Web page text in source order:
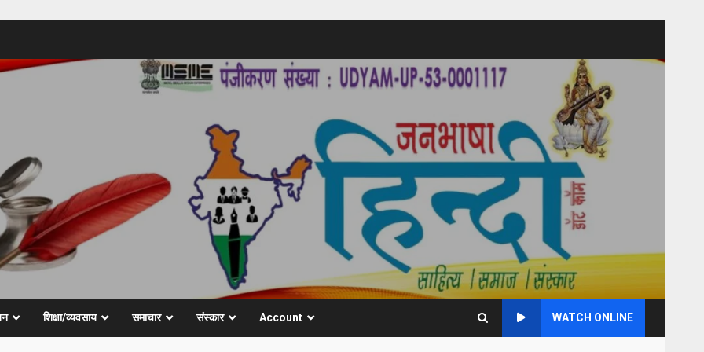
शिक्षा/व्यवसाय समाचार संस्कार Account WATCH ONLINE